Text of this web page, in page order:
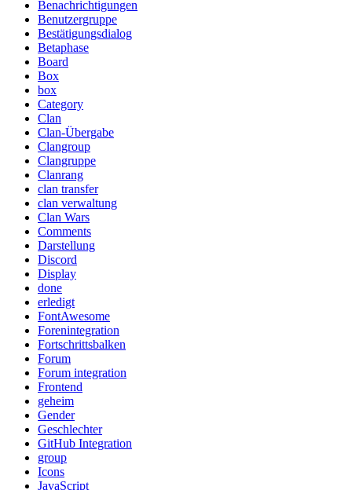
Benachrichtigungen
Benutzergruppe
Bestätigungsdialog
Betaphase
Board
Box
box
Category
Clan
Clan-Übergabe
Clangroup
Clangruppe
Clanrang
clan transfer
clan verwaltung
Clan Wars
Comments
Darstellung
Discord
Display
done
erledigt
FontAwesome
Forenintegration
Fortschrittsbalken
Forum
Forum integration
Frontend
geheim
Gender
Geschlechter
GitHub Integration
group
Icons
JavaScript